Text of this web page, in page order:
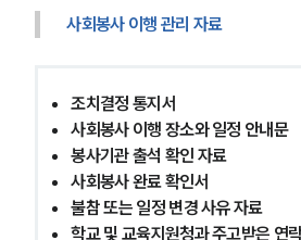
고객후기
학교폭력대응팀
전체
사회봉사 이행 관리 자료
조치결정 통지서
사회봉사 이행 장소와 일정 안내문
봉사기관 출석 확인 자료
사회봉사 완료 확인서
불참 또는 일정 변경 사유 자료
학교 및 교육지원청과 주고받은 연